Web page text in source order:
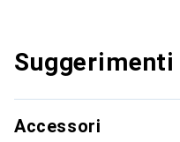
Suggerimenti
Accessori